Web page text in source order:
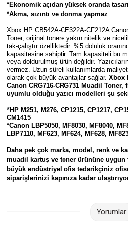
*Ekonomik açıdan yüksek oranda
*Akma, sızıntı ve donma yapmaz
Xbox HP CB542A-CE322A-CF212A
Toner , orijinal tonere yakın nitelik ve
tak-çalıştır özelliktedir. %5 doluluk
kapasitesine sahiptir. Tam kapasiteli bu
veya doldurulmuş ürün değildir.
vermez. Uzun süreli kullanımlarda
olarak çok büyük avantajlar sağlar. Xbox
Canon CRG716-CRG731 Muadil Toner,
uyumlu olduğu yazıcı modelleri şu
*HP M251, M276, CP1215, CP1217,
CM1415
*Canon LBP5050, MF8030, MF8040,
LBP7110, MF623, MF624, MF628,
Daha pek çok marka, model, renk ve
muadil kartuş ve toner ürününe
büyük endüstriyel ofis tedarikçiniz
siparişlerinizi kapınıza kadar
Yorumlar